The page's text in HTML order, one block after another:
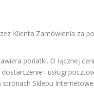
Klienta Zamówienia za
podatki. O łącznej
i usługi
Sklepu